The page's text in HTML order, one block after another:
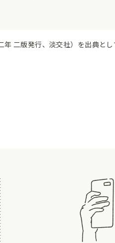
二版発行、淡交社）を出典とし